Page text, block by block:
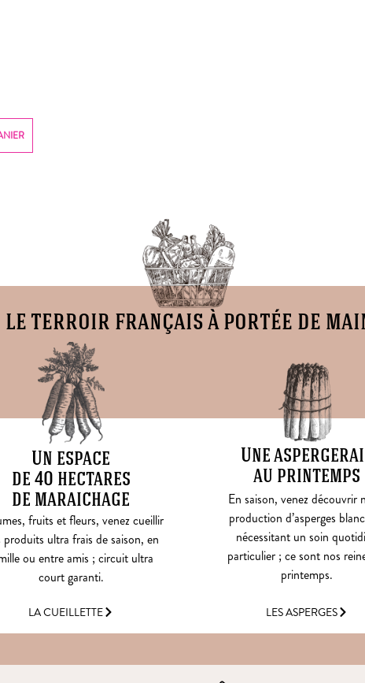
le terroir français à portée de
Un espace
de 40 hectares
de maraichage
fruits et fleurs, venez cueillir
produits ultra frais de saison, en
ou entre amis ; circuit ultra
court garanti.
LA CUEILLETTE
Une
au printemps
En saison, venez découvrir
production d’asperges
nécessitant un soin
particulier ; ce sont nos
printemps.
LES ASPERGES